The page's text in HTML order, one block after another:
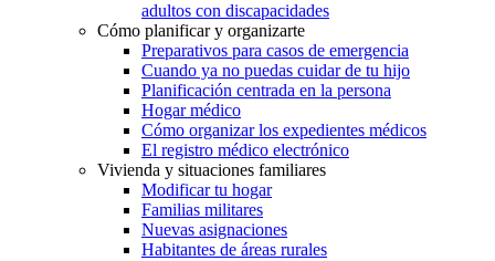
adultos con discapacidades
Cómo planificar y organizarte
Preparativos para casos de emergencia
Cuando ya no puedas cuidar de tu hijo
Planificación centrada en la persona
Hogar médico
Cómo organizar los expedientes médicos
El registro médico electrónico
Vivienda y situaciones familiares
Modificar tu hogar
Familias militares
Nuevas asignaciones
Habitantes de áreas rurales